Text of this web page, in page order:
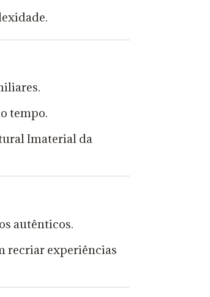
tempo.
Imaterial da
autênticos.
recriar experiências